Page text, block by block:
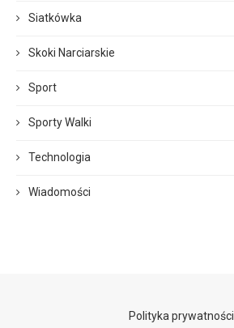
Siatkówka
Skoki Narciarskie
Sport
Sporty Walki
Technologia
Wiadomości
Polityka prywatności